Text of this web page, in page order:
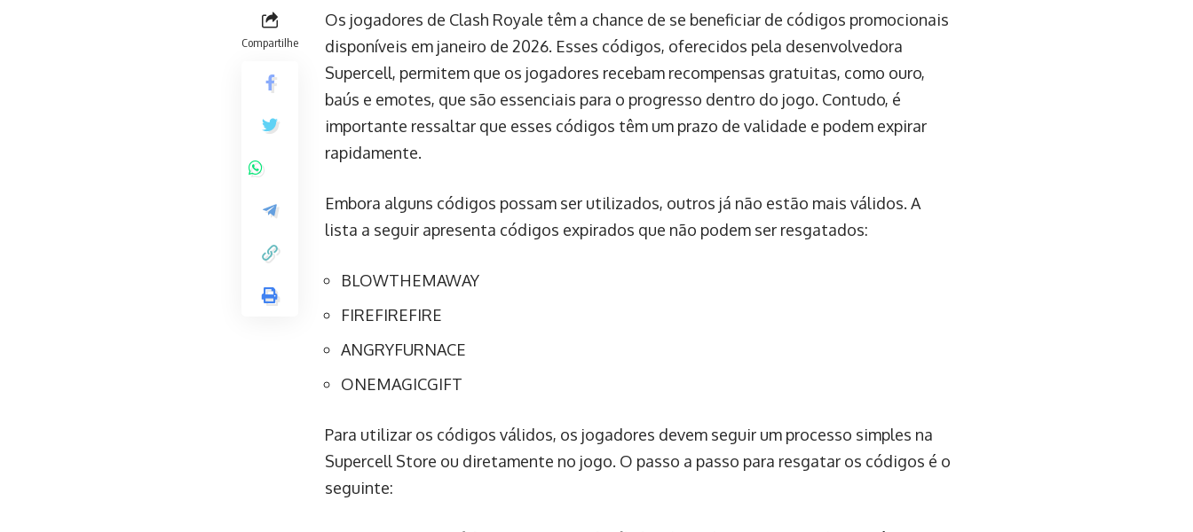
Compartilhe
Os jogadores de Clash Royale têm a chance de se beneficiar de códigos promocionais
disponíveis em janeiro de 2026. Esses códigos, oferecidos pela desenvolvedora
Supercell, permitem que os jogadores recebam recompensas gratuitas, como ouro,
baús e emotes, que são essenciais para o progresso dentro do jogo. Contudo, é
importante ressaltar que esses códigos têm um prazo de validade e podem expirar
rapidamente.
Embora alguns códigos possam ser utilizados, outros já não estão mais válidos. A
lista a seguir apresenta códigos expirados que não podem ser resgatados:
BLOWTHEMAWAY
FIREFIREFIRE
ANGRYFURNACE
ONEMAGICGIFT
Para utilizar os códigos válidos, os jogadores devem seguir um processo simples na
Supercell Store ou diretamente no jogo. O passo a passo para resgatar os códigos é o
seguinte: